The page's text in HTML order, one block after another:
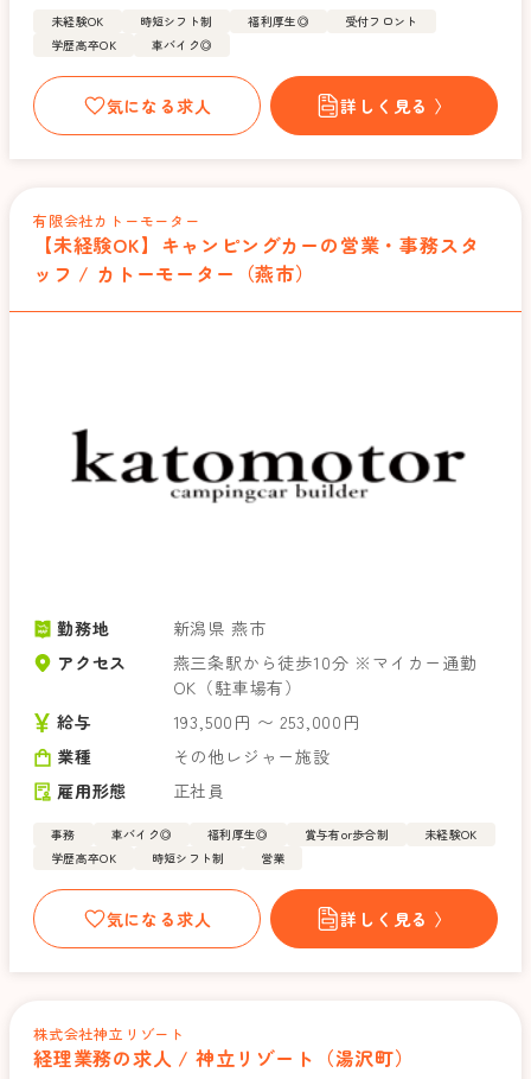
未経験OK 時短シフト制 福利厚生◎
受付フロント
学歴高卒OK
車バイク◎
気になる求人 詳しく見る 〉
有限会社カトーモーター
【未経験OK】キャンピングカーの営業・事務スタ
ッフ / カトーモーター（燕市）
勤務地
新潟県 燕市
アクセス
燕三条駅から徒歩10分 ※マイカー通勤
OK（駐車場有）
給与
193,500円 〜 253,000円
業種
その他レジャー施設
雇用形態
正社員
事務 車バイク◎ 福利厚生◎ 賞与有or歩合制
未経験OK
学歴高卒OK
時短シフト制 営業
気になる求人 詳しく見る 〉
株式会社神立リゾート
経理業務の求人 / 神立リゾート（湯沢町）